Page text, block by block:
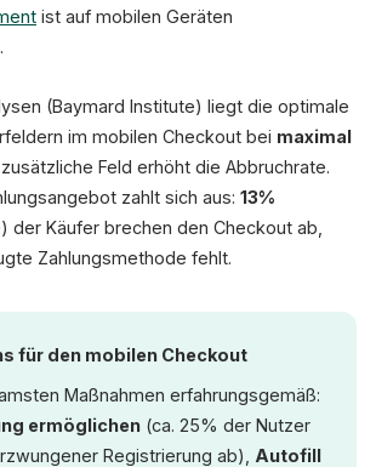
ist auf mobilen Geräten
(Baymard Institute) liegt die optimale
im mobilen Checkout bei maximal
Feld erhöht die Abbruchrate.
zahlt sich aus: 13%
der Käufer brechen den Checkout ab,
Zahlungsmethode fehlt.
für den mobilen Checkout
Maßnahmen erfahrungsgemäß:
ermöglichen (ca. 25% der Nutzer
Registrierung ab), Autofill